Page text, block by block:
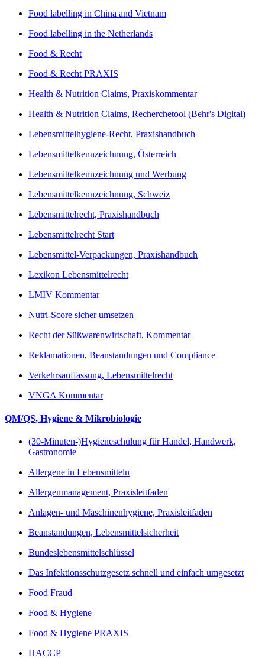
Food labelling in China and Vietnam
Food labelling in the Netherlands
Food & Recht
Food & Recht PRAXIS
Health & Nutrition Claims, Praxiskommentar
Health & Nutrition Claims, Recherchetool (Behr's Digital)
Lebensmittelhygiene-Recht, Praxishandbuch
Lebensmittelkennzeichnung, Österreich
Lebensmittelkennzeichnung und Werbung
Lebensmittelkennzeichnung, Schweiz
Lebensmittelrecht, Praxishandbuch
Lebensmittelrecht Start
Lebensmittel-Verpackungen, Praxishandbuch
Lexikon Lebensmittelrecht
LMIV Kommentar
Nutri-Score sicher umsetzen
Recht der Süßwarenwirtschaft, Kommentar
Reklamationen, Beanstandungen und Compliance
Verkehrsauffassung, Lebensmittelrecht
VNGA Kommentar
QM/QS, Hygiene & Mikrobiologie
(30-Minuten-)Hygieneschulung für Handel, Handwerk,
Gastronomie
Allergene in Lebensmitteln
Allergenmanagement, Praxisleitfaden
Anlagen- und Maschinenhygiene, Praxisleitfaden
Beanstandungen, Lebensmittelsicherheit
Bundeslebensmittelschlüssel
Das Infektionsschutzgesetz schnell und einfach umgesetzt
Food Fraud
Food & Hygiene
Food & Hygiene PRAXIS
HACCP